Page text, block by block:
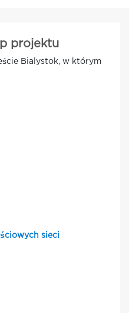
projektu
Bialystok, w którym
sieci